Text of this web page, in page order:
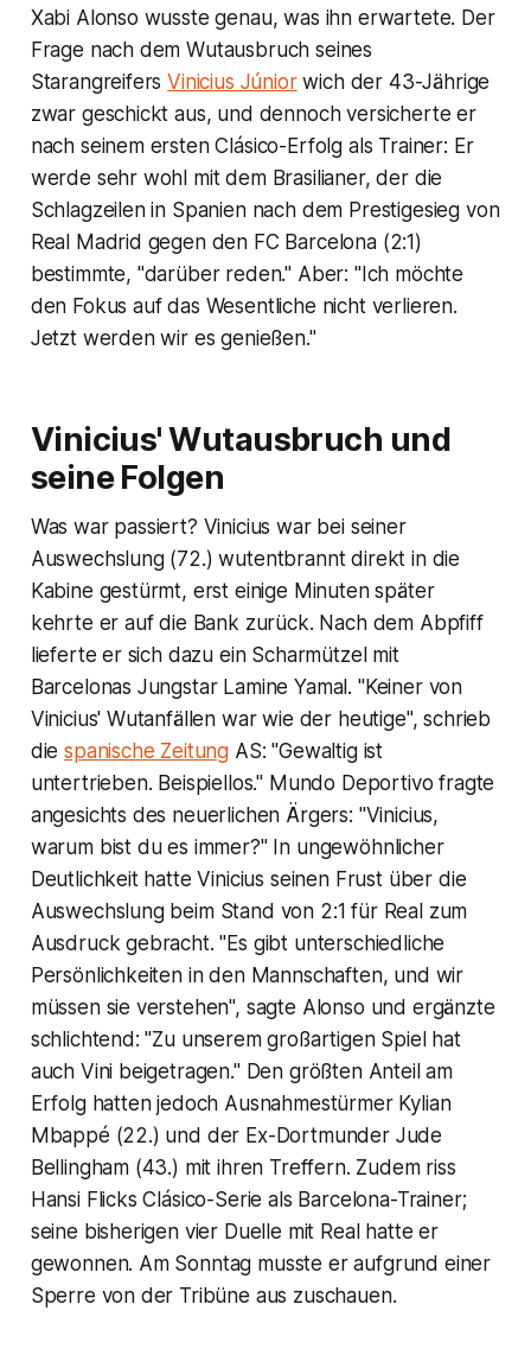
Xabi Alonso wusste genau, was ihn erwartete. Der
Frage nach dem Wutausbruch seines
StarangreifersVinicius Júniorwich der 43-Jährige
zwar geschickt aus, und dennoch versicherte er
nach seinem ersten Clásico-Erfolg als Trainer: Er
werde sehr wohl mit dem Brasilianer, der die
Schlagzeilen in Spanien nach dem Prestigesieg von
Real Madrid gegen den FC Barcelona (2:1)
bestimmte, "darüber reden." Aber: "Ich möchte
den Fokus auf das Wesentliche nicht verlieren.
Jetzt werden wir es genießen."
Vinicius' Wutausbruch und
seine Folgen
Was war passiert? Vinicius war bei seiner
Auswechslung (72.) wutentbrannt direkt in die
Kabine gestürmt, erst einige Minuten später
kehrte er auf die Bank zurück. Nach dem Abpfiff
lieferte er sich dazu ein Scharmützel mit
Barcelonas Jungstar Lamine Yamal. "Keiner von
Vinicius' Wutanfällen war wie der heutige", schrieb
diespanische Zeitung AS: "Gewaltig ist
untertrieben. Beispiellos." Mundo Deportivo fragte
angesichts des neuerlichen Ärgers: "Vinicius,
warum bist du es immer?" In ungewöhnlicher
Deutlichkeit hatte Vinicius seinen Frust über die
Auswechslung beim Stand von 2:1 für Real zum
Ausdruck gebracht. "Es gibt unterschiedliche
Persönlichkeiten in den Mannschaften, und wir
müssen sie verstehen", sagte Alonso und ergänzte
schlichtend: "Zu unserem großartigen Spiel hat
auch Vini beigetragen." Den größten Anteil am
Erfolg hatten jedoch Ausnahmestürmer Kylian
Mbappé (22.) und der Ex-Dortmunder Jude
Bellingham (43.) mit ihren Treffern. Zudem riss
Hansi Flicks Clásico-Serie als Barcelona-Trainer;
seine bisherigen vier Duelle mit Real hatte er
gewonnen. Am Sonntag musste er aufgrund einer
Sperre von der Tribüne aus zuschauen.